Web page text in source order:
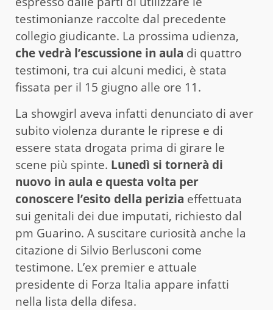
testimonianze raccolte dal precedente
collegio giudicante. La prossima udienza,
che vedrà l’escussione in aula di quattro
testimoni, tra cui alcuni medici, è stata
fissata per il 15 giugno alle ore 11.
La showgirl aveva infatti denunciato di aver
subito violenza durante le riprese e di
essere stata drogata prima di girare le
scene più spinte. Lunedì si tornerà di
nuovo in aula e questa volta per
conoscere l’esito della perizia effettuata
sui genitali dei due imputati, richiesto dal
pm Guarino. A suscitare curiosità anche la
citazione di Silvio Berlusconi come
testimone. L’ex premier e attuale
presidente di Forza Italia appare infatti
nella lista della difesa.